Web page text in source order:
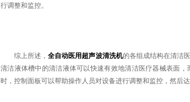
行调整和监控。
综上所述，全自动医用超声波清洗机的各组成结构在清洁
清洁液体槽中的清洁液体可以快速有效地清洁医疗器械表面
时，控制面板可以帮助操作人员对设备进行调整和监控，然后达